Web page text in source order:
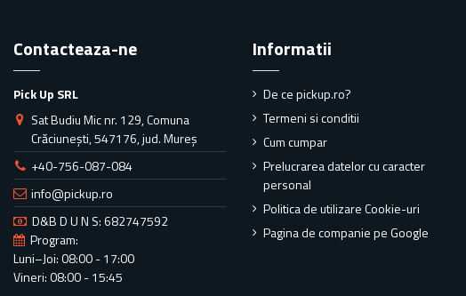
Contacteaza-ne
Pick Up SRL
Sat Budiu Mic nr. 129, Comuna
Crăciunești, 547176, jud. Mureș
+40-756-087-084
info@pickup.ro
D&B D U N S: 682747592
Program:
Luni–Joi: 08:00 - 17:00
Vineri: 08:00 - 15:45
Informatii
De ce pickup.ro?
Termeni si conditii
Cum cumpar
Prelucrarea datelor cu caracter
personal
Politica de utilizare Cookie-uri
Pagina de companie pe Google